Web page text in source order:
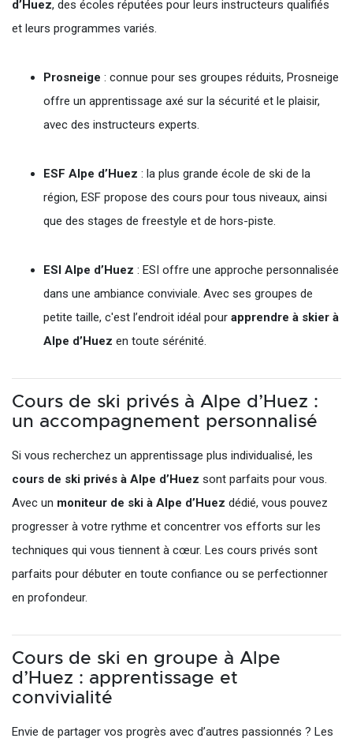
d’Huez, des écoles réputées pour leurs instructeurs qualifiés
et leurs programmes variés.
Prosneige : connue pour ses groupes réduits, Prosneige
offre un apprentissage axé sur la sécurité et le plaisir,
avec des instructeurs experts.
ESF Alpe d’Huez : la plus grande école de ski de la
région, ESF propose des cours pour tous niveaux, ainsi
que des stages de freestyle et de hors-piste.
ESI Alpe d’Huez : ESI offre une approche personnalisée
dans une ambiance conviviale. Avec ses groupes de
petite taille, c'est l’endroit idéal pour apprendre à skier à
Alpe d’Huez en toute sérénité.
Cours de ski privés à Alpe d’Huez :
un accompagnement personnalisé
Si vous recherchez un apprentissage plus individualisé, les
cours de ski privés à Alpe d’Huez sont parfaits pour vous.
Avec un moniteur de ski à Alpe d’Huez dédié, vous pouvez
progresser à votre rythme et concentrer vos efforts sur les
techniques qui vous tiennent à cœur. Les cours privés sont
parfaits pour débuter en toute confiance ou se perfectionner
en profondeur.
Cours de ski en groupe à Alpe
d’Huez : apprentissage et
convivialité
Envie de partager vos progrès avec d’autres passionnés ? Les